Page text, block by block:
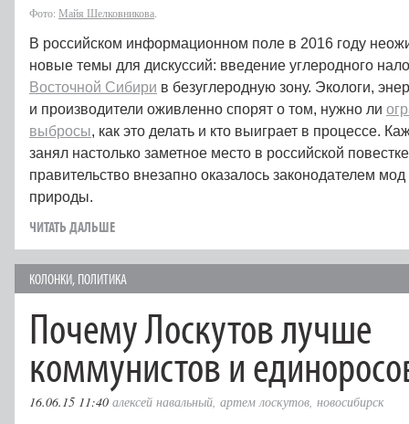
Фото: Майя Шелковникова
В российском информационном поле в 2016 году
новые темы для дискуссий: введение углеродного
Восточной Сибири в безуглеродную зону. Экологи,
и производители оживленно спорят о том, нужно ли
выбросы, как это делать и кто выиграет в процессе.
занял настолько заметное место в российской
правительство внезапно оказалось законодателем
природы.
ЧИТАТЬ ДАЛЬШЕ
КОЛОНКИ, ПОЛИТИКА
Почему Лоскутов лучше
коммунистов и
16.06.15 11:40 алексей навальный артем лоскутов новосибирск